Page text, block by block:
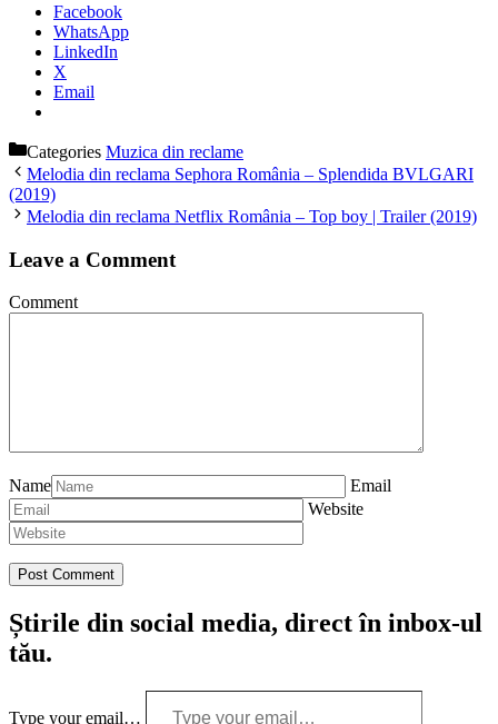
Facebook
WhatsApp
LinkedIn
X
Email
Categories Muzica din reclame
Melodia din reclama Sephora România – Splendida BVLGARI
(2019)
Melodia din reclama Netflix România – Top boy | Trailer (2019)
Leave a Comment
Comment
Name
Email
Website
Știrile din social media, direct în inbox-ul
tău.
Type your email…